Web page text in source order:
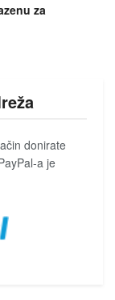
za
donirate
a je